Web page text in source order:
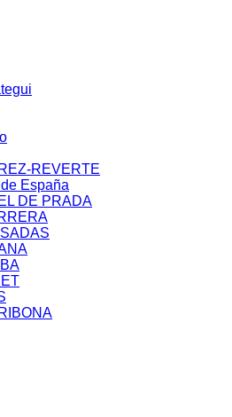
REVERTE
España
DE PRADA